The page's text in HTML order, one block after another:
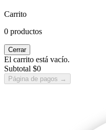
Carrito
0 productos
Cerrar
El carrito está vacío.
Subtotal $0
Página de pagos →